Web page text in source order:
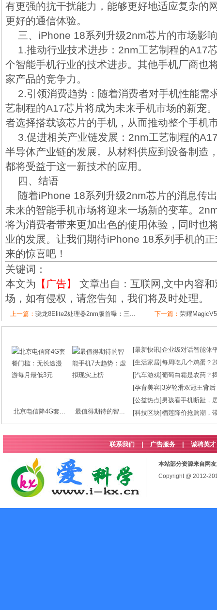
有更强的抗干扰能力，能够更好地适应复杂的
更好的通信体验。
三、iPhone 18系列升级2nm芯片的市场影响
1.推动行业技术进步：2nm工艺制程的A17
个智能手机行业的技术进步。其他手机厂商也
家产品的竞争力。
2.引领消费趋势：随着消费者对手机性能需
艺制程的A17芯片将成为未来手机市场的新宠
者选择搭载该芯片的手机，从而推动整个手机
3.促进相关产业链发展：2nm工艺制程的
半导体产业链的发展。从材料供应到设备制造
都将受益于这一新技术的应用。
四、结语
随着iPhone 18系列升级2nm芯片的消息传
未来的智能手机市场将迎来一场新的变革。
将为消费者带来更加出色的使用体验，同时也
业的发展。让我们期待iPhone 18系列手机的
来的惊喜吧！
关键词：
本文为 【广告】
文章出自：互联网,文中内容
场，如有侵权，请您告知，我们将及时处理。
上一篇： 骁龙8Elite2处理器2nm版首曝：三... 下一篇： 荣耀
北京电信降4G套... 最值得期待的智...
[最新快讯]企业级对话智能体
[生活家居]每周吃几个鸡蛋？
[汽车游戏]葡萄白霜是农药？
[孕育美容]3岁轮滑双冠王背
[公益热点] 男孩看手机断趾，
[科技区块]榴莲降价抢购潮，
联系我们 广告服务 | 诚聘英才
本站部分资源来自网
Copyright @ 2012-